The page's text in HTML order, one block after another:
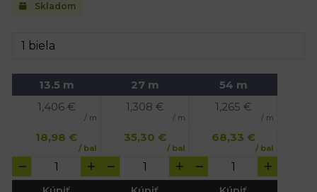
Skladom
13.5 m
1,406€
/ m
18,98 €
/ bal
27 m
1,308 €
/ m
35,30 €
/ bal
54 m
1,265 €
/ m
68,33 €
/ bal